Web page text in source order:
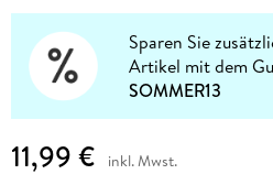
Sparen Sie
Artikel mit dem
SOMMER13
11,99 € inkl. Mwst.